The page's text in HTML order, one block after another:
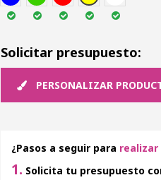
Solicitar presupuesto:
PERSONALIZAR
¿Pasos a seguir para realizar
1. Solicita tu presupuesto